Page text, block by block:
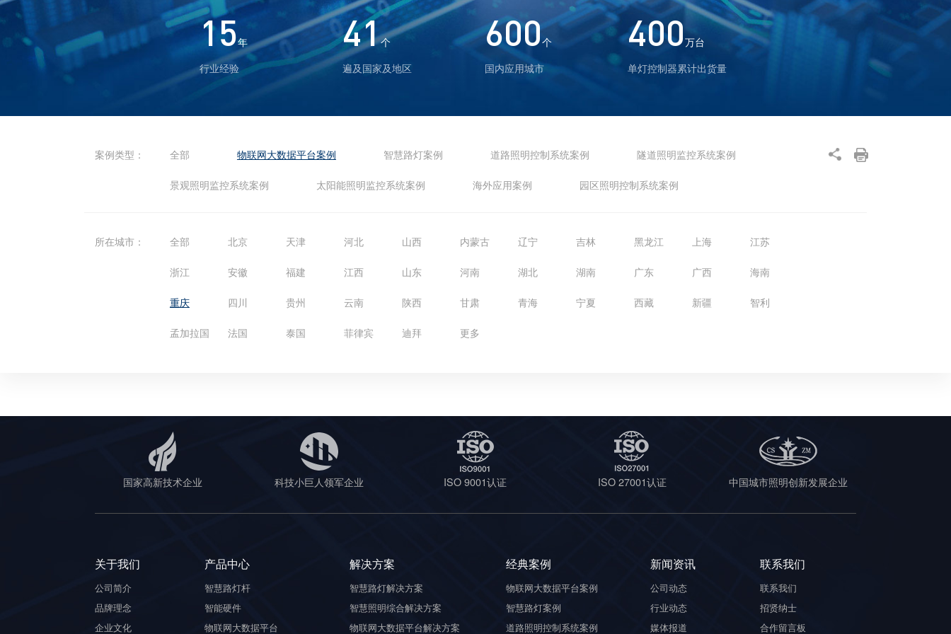
15年
行业经验
41个
遍及国家及地区
600个
国内应用城市
400万台
单灯控制器累计出货量
案例类型： 全部 物联网大数据平台案例 智慧路灯案例 道路照明控制系统案例 隧道照明监控系统案例
景观照明监控系统案例 太阳能照明监控系统案例 海外应用案例 园区照明控制系统案例
所在城市： 全部 北京 天津 河北 山西 内蒙古 辽宁 吉林 黑龙江 上海 江苏
浙江 安徽 福建 江西 山东 河南 湖北 湖南 广东 广西 海南
重庆 四川 贵州 云南 陕西 甘肃 青海 宁夏 西藏 新疆 智利
孟加拉国 法国 泰国 菲律宾 迪拜 更多
国家高新技术企业 科技小巨人领军企业 ISO 9001认证 ISO 27001认证 中国城市照明创新发展企业
关于我们
公司简介
品牌理念
企业文化
产品中心
智慧路灯杆
智能硬件
物联网大数据平台
解决方案
智慧路灯解决方案
智慧照明综合解决方案
物联网大数据平台解决方案
经典案例
物联网大数据平台案例
智慧路灯案例
道路照明控制系统案例
新闻资讯
公司动态
行业动态
媒体报道
联系我们
联系我们
招贤纳士
合作留言板